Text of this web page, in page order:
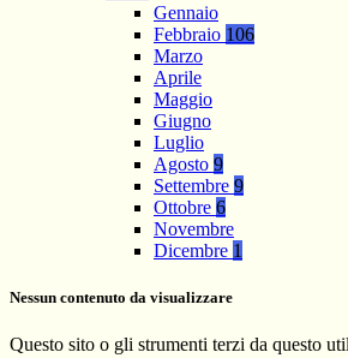
Gennaio
Febbraio 106
Marzo
Aprile
Maggio
Giugno
Luglio
Agosto 9
Settembre 9
Ottobre 6
Novembre
Dicembre 1
Nessun contenuto da visualizzare
Questo sito o gli strumenti terzi da questo